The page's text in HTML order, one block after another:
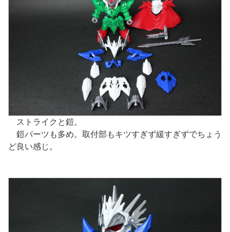
ストライクと鎧。
鎧パーツも多め。取付部もキツすぎず緩すぎずでちょう
ど良い感じ。